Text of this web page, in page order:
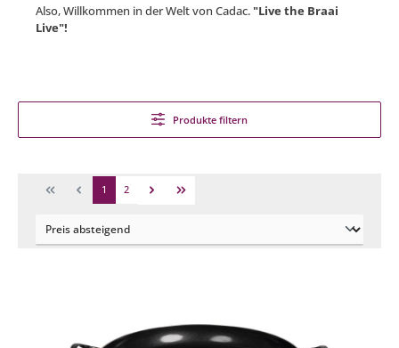
Also, Willkommen in der Welt von Cadac. "Live the Braai
Live"!
Produkte filtern
1 2